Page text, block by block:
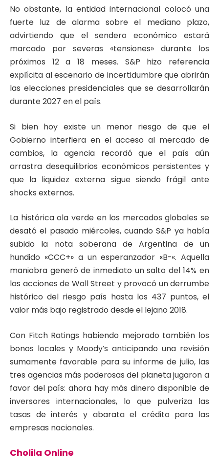
No obstante, la entidad internacional colocó una
fuerte luz de alarma sobre el mediano plazo,
advirtiendo que el sendero económico estará
marcado por severas «tensiones» durante los
próximos 12 a 18 meses. S&P hizo referencia
explícita al escenario de incertidumbre que abrirán
las elecciones presidenciales que se desarrollarán
durante 2027 en el país.
Si bien hoy existe un menor riesgo de que el
Gobierno interfiera en el acceso al mercado de
cambios, la agencia recordó que el país aún
arrastra desequilibrios económicos persistentes y
que la liquidez externa sigue siendo frágil ante
shocks externos.
La histórica ola verde en los mercados globales se
desató el pasado miércoles, cuando S&P ya había
subido la nota soberana de Argentina de un
hundido «CCC+» a un esperanzador «B-«. Aquella
maniobra generó de inmediato un salto del 14% en
las acciones de Wall Street y provocó un derrumbe
histórico del riesgo país hasta los 437 puntos, el
valor más bajo registrado desde el lejano 2018.
Con Fitch Ratings habiendo mejorado también los
bonos locales y Moody’s anticipando una revisión
sumamente favorable para su informe de julio, las
tres agencias más poderosas del planeta jugaron a
favor del país: ahora hay más dinero disponible de
inversores internacionales, lo que pulveriza las
tasas de interés y abarata el crédito para las
empresas nacionales.
Cholila Online